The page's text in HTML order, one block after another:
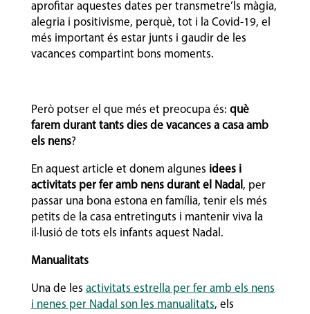
aprofitar aquestes dates per transmetre’ls màgia,
alegria i positivisme, perquè, tot i la Covid-19, el
més important és estar junts i gaudir de les
vacances compartint bons moments.
Però potser el que més et preocupa és: què
farem durant tants dies de vacances a casa amb
els nens?
En aquest article et donem algunes idees i
activitats per fer amb nens durant el Nadal , per
passar una bona estona en família, tenir els més
petits de la casa entretinguts i mantenir viva la
il·lusió de tots els infants aquest Nadal.
Manualitats
Una de les activitats estrella per fer amb els nens
i nenes per Nadal son les manualitats, els